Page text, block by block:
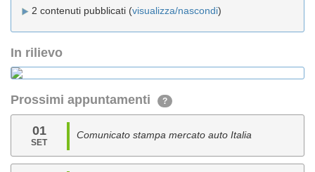
2 contenuti pubblicati (visualizza/nascondi)
In rilievo
Prossimi appuntamenti ?
01
SET
Comunicato stampa mercato auto Italia